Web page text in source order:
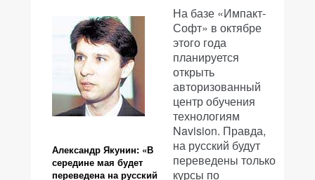
Александр Якунин: «В
середине мая будет
переведена на русский
На базе «Импакт-
Софт» в октябре
этого года
планируется
открыть
авторизованный
центр обучения
технологиям
Navision. Правда,
на русский будут
переведены только
курсы по